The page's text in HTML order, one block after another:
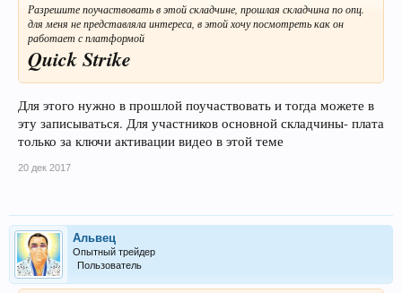
Разрешите поучаствовать в этой складчине, прошлая складчина по опц.
для меня не представляла интереса, в этой хочу посмотреть как он
работает с платформой
Quick Strike
Для этого нужно в прошлой поучаствовать и тогда можете в
эту записываться. Для участников основной складчины- плата
только за ключи активации видео в этой теме
20 дек 2017
Альвец
Опытный трейдер
Пользователь